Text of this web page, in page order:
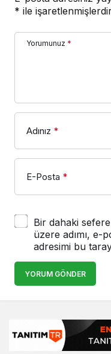
* ile
Yorumunuz *
Adınız *
E-Posta *
Bir dahaki
üzere adımı, e-
adresimi bu
YORUM GÖNDER